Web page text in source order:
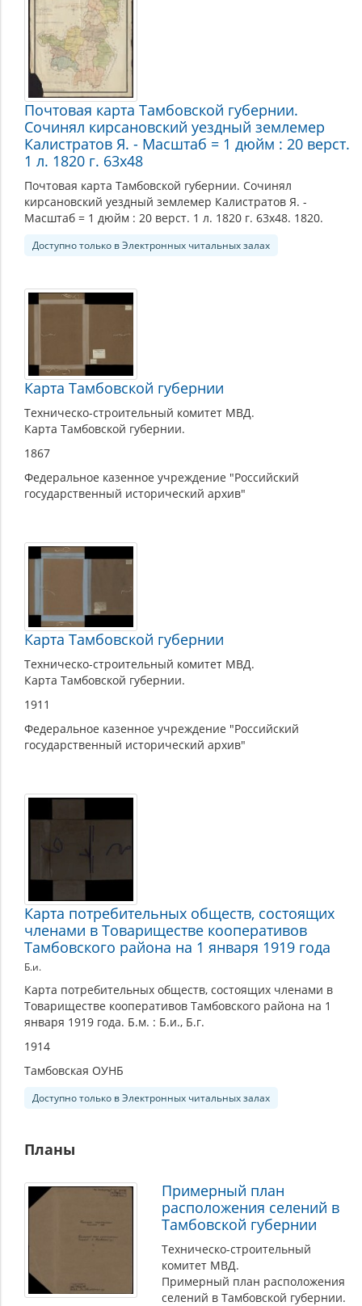
Почтовая карта Тамбовской губернии.
Сочинял кирсановский уездный землемер
Калистратов Я. - Масштаб = 1 дюйм : 20 верст.
1 л. 1820 г. 63х48
Почтовая карта Тамбовской губернии. Сочинял
кирсановский уездный землемер Калистратов Я. -
Масштаб = 1 дюйм : 20 верст. 1 л. 1820 г. 63х48. 1820.
Доступно только в Электронных читальных залах
Карта Тамбовской губернии
Техническо-строительный комитет МВД.
Карта Тамбовской губернии.
1867
Федеральное казенное учреждение "Российский
государственный исторический архив"
Карта Тамбовской губернии
Техническо-строительный комитет МВД.
Карта Тамбовской губернии.
1911
Федеральное казенное учреждение "Российский
государственный исторический архив"
Карта потребительных обществ, состоящих
членами в Товариществе кооперативов
Тамбовского района на 1 января 1919 года
Б.и.
Карта потребительных обществ, состоящих членами в
Товариществе кооперативов Тамбовского района на 1
января 1919 года. Б.м. : Б.и., Б.г.
1914
Тамбовская ОУНБ
Доступно только в Электронных читальных залах
Планы
Примерный план
расположения селений в
Тамбовской губернии
Техническо-строительный
комитет МВД.
Примерный план расположения
селений в Тамбовской губернии.